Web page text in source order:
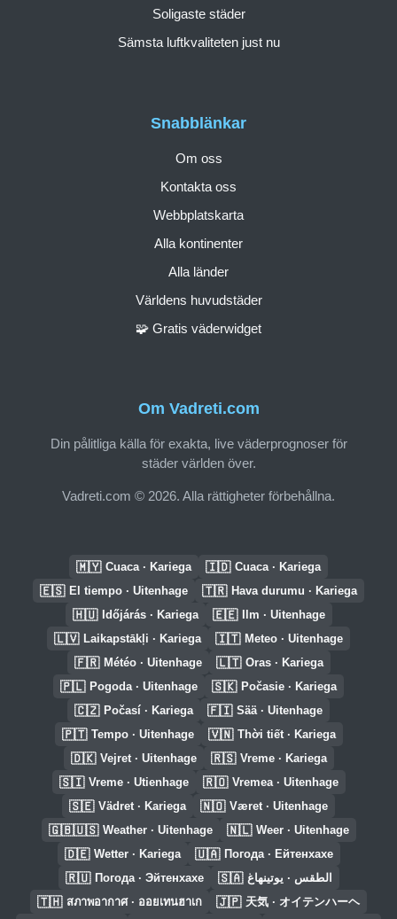
Om Vadreti.com
Din pålitliga källa för exakta, live väderprognoser för
städer världen över.
Vadreti.com © 2026. Alla rättigheter förbehållna.
Snabblänkar
Om oss
Kontakta oss
Webbplatskarta
Alla kontinenter
Alla länder
Världens huvudstäder
🧩 Gratis väderwidget
Soligaste städer
Sämsta luftkvaliteten just nu
🇲🇾 Cuaca · Kariega 🇮🇩 Cuaca · Kariega
🇪🇸 El tiempo · Uitenhage 🇹🇷 Hava durumu · Kariega
🇭🇺 Időjárás · Kariega 🇪🇪 Ilm · Uitenhage
🇱🇻 Laikapstākļi · Kariega 🇮🇹 Meteo · Uitenhage
🇫🇷 Météo · Uitenhage 🇱🇹 Oras · Kariega
🇵🇱 Pogoda · Uitenhage 🇸🇰 Počasie · Kariega
🇨🇿 Počasí · Kariega 🇫🇮 Sää · Uitenhage
🇵🇹 Tempo · Uitenhage 🇻🇳 Thời tiết · Kariega
🇩🇰 Vejret · Uitenhage 🇷🇸 Vreme · Kariega
🇸🇮 Vreme · Utienhage 🇷🇴 Vremea · Uitenhage
🇸🇪 Vädret · Kariega 🇳🇴 Været · Uitenhage
🇬🇧🇺🇸 Weather · Uitenhage 🇳🇱 Weer · Uitenhage
🇩🇪 Wetter · Kariega 🇺🇦 Погода · Ейтенхахе
🇷🇺 Погода · Эйтенхахе 🇸🇦 الطقس · يوتينهاغ
🇹🇭 สภาพอากาศ · ออยเทนฮาเก 🇯🇵 天気 · オイテンハーヘ